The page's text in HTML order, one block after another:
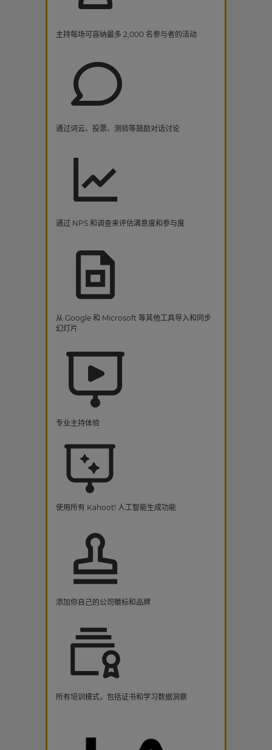
主持每场可容纳最多 2,000 名参与者的活动
通过词云、投票、测验等鼓励对话讨论
通过 NPS 和调查来评估满意度和参与度
从 Google 和 Microsoft 等其他工具导入和同步
幻灯片
专业主持体验
使用所有 Kahoot! 人工智能生成功能
添加你自己的公司徽标和品牌
所有培训模式，包括证书和学习数据洞察